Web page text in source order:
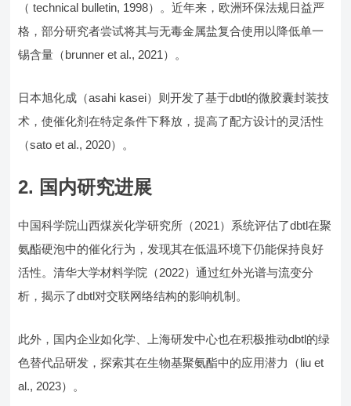
（ technical bulletin, 1998）。近年来，欧洲环保法规日益严
格，部分研究者尝试将其与无毒金属盐复合使用以降低单一
锡含量（brunner et al., 2021）。
日本旭化成（asahi kasei）则开发了基于dbtl的微胶囊封装技
术，使催化剂在特定条件下释放，提高了配方设计的灵活性
（sato et al., 2020）。
2. 国内研究进展
中国科学院山西煤炭化学研究所（2021）系统评估了dbtl在聚
氨酯硬泡中的催化行为，发现其在低温环境下仍能保持良好
活性。清华大学材料学院（2022）通过红外光谱与流变分
析，揭示了dbtl对交联网络结构的影响机制。
此外，国内企业如化学、上海研发中心也在积极推动dbtl的绿
色替代品研发，探索其在生物基聚氨酯中的应用潜力（liu et
al., 2023）。